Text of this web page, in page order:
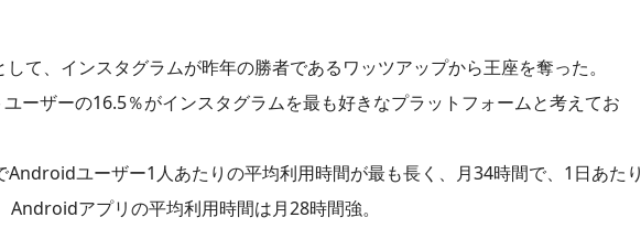
て、インスタグラムが昨年の勝者であるワッツアップから王座を奪った。
ーザーの16.5％がインスタグラムを最も好きなプラットフォームと考えてお
ユーザー1人あたりの平均利用時間が最も長く、月34時間で、1日あたり
アプリの平均利用時間は月28時間強。